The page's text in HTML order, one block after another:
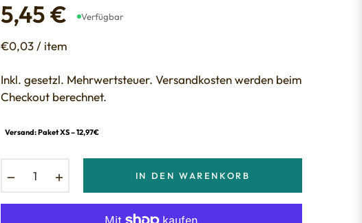
Normaler
Preis
5,45 € Verfügbar
€0,03 / item
Inkl. gesetzl. Mehrwertsteuer. Versandkosten werden beim
Checkout berechnet.
Versand: Paket XS – 12,97€
IN DEN WARENKORB